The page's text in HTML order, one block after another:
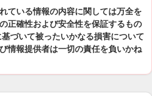
ている情報の内容に関しては万全を
正確性および安全性を保証するもの
づいて被ったいかなる損害について
情報提供者は一切の責任を負いかね